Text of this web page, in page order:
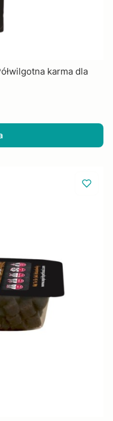
karma dla